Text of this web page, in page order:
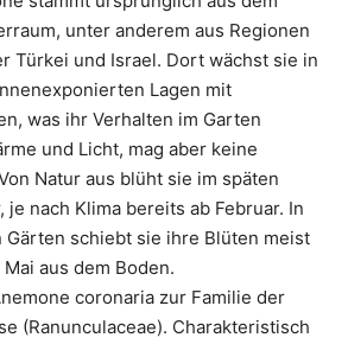
unter anderem aus Regionen
Türkei und Israel. Dort wächst sie in
Lagen mit
was ihr Verhalten im Garten
und Licht, mag aber keine
Natur aus blüht sie im späten
nach Klima bereits ab Februar. In
schiebt sie ihre Blüten meist
aus dem Boden.
coronaria zur Familie der
(Ranunculaceae). Charakteristisch